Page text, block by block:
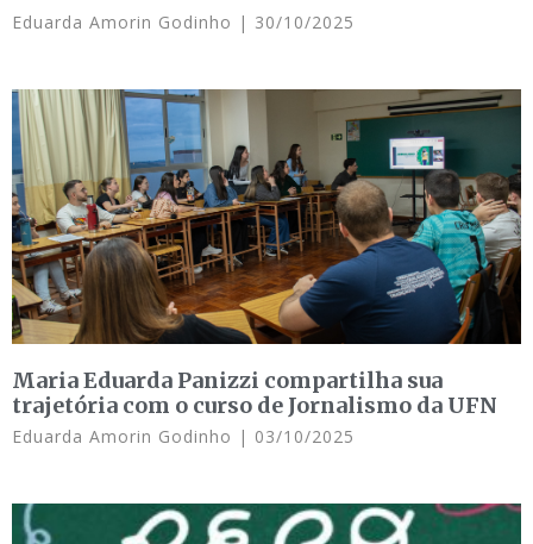
Eduarda Amorin Godinho 30/10/2025
Maria Eduarda Panizzi compartilha sua
trajetória com o curso de Jornalismo da UFN
Eduarda Amorin Godinho 03/10/2025